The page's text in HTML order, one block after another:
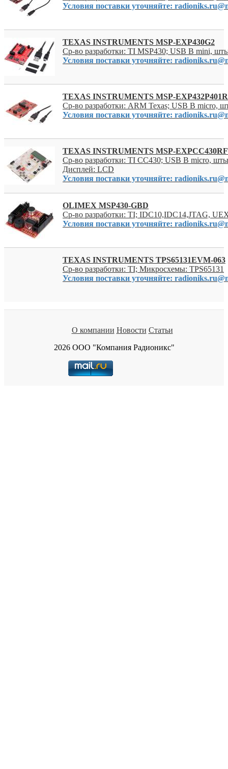
Условия поставки уточняйте:
TEXAS INSTRUMENTS MSP-EXP430G2
Ср-во разработки: TI MSP430; USB B mini,
Условия поставки уточняйте:
TEXAS INSTRUMENTS MSP-EXP432P401R
Ср-во разработки: ARM Texas; USB B micro,
Условия поставки уточняйте:
TEXAS INSTRUMENTS MSP-
Ср-во разработки: TI CC430; USB B micro,
Дисплей: LCD
Условия поставки уточняйте:
OLIMEX MSP430-GBD
Ср-во разработки: TI; IDC10,IDC14,JTAG,
Условия поставки уточняйте:
TEXAS INSTRUMENTS TPS65131EVM-063
Ср-во разработки: TI; Микросхемы: TPS65131
Условия поставки уточняйте:
О компании Новости Статьи
2026 ООО "Компания Радионикс"